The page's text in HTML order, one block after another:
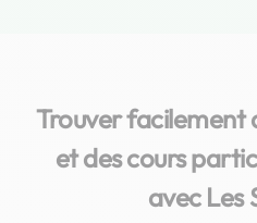
Trouver facilement
et des cours
avec Les